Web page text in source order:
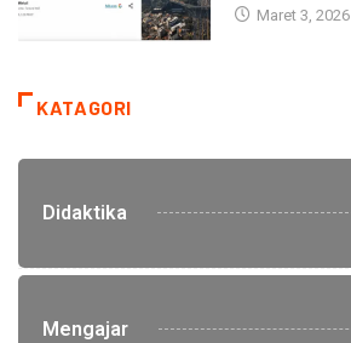
Maret 3, 2026
KATAGORI
Didaktika
Mengajar